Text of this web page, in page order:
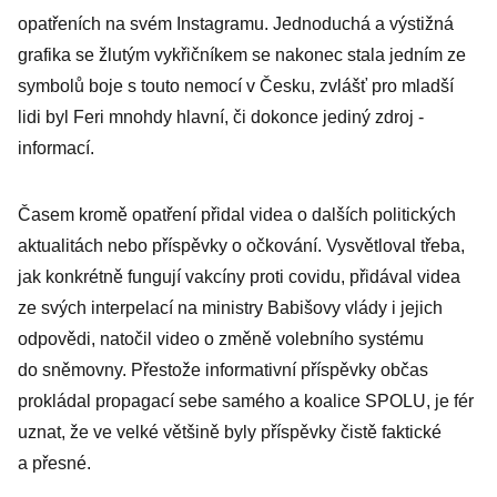
opatřeních na svém Instagramu. Jednoduchá a výstižná
grafika se žlutým vykřičníkem se nakonec stala jedním ze
symbolů boje s touto nemocí v Česku, zvlášť pro mladší
lidi byl Feri mnohdy ­hlavní, či dokonce jediný zdroj ­
informací.
Časem kromě opatření přidal videa o dalších politických
aktualitách nebo příspěvky o očkování. Vysvětloval třeba,
jak konkrétně fungují vakcíny proti covidu, přidával videa
ze svých interpelací na ministry Babišovy vlády i jejich
odpovědi, natočil video o změně volebního systému
do sněmovny. Přestože informativní příspěvky občas
prokládal propagací sebe samého a koalice SPOLU, je fér
uznat, že ve velké většině byly příspěvky čistě faktické
a přesné.